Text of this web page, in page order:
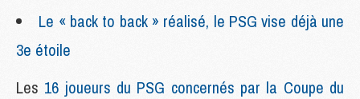
Le « back to back » réalisé, le PSG vise déjà une
3e étoile
Les 16 joueurs du PSG concernés par la Coupe du